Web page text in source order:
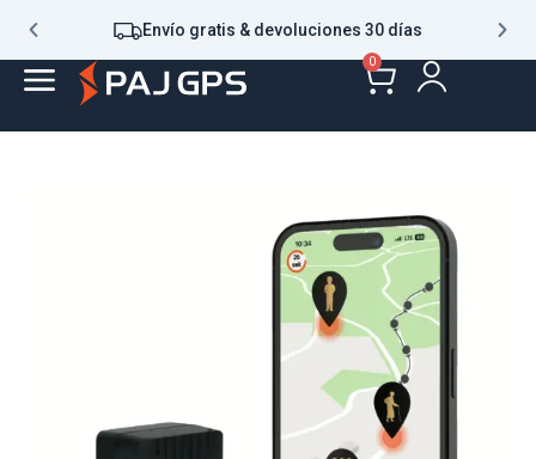
Envío gratis & devoluciones 30 días
0